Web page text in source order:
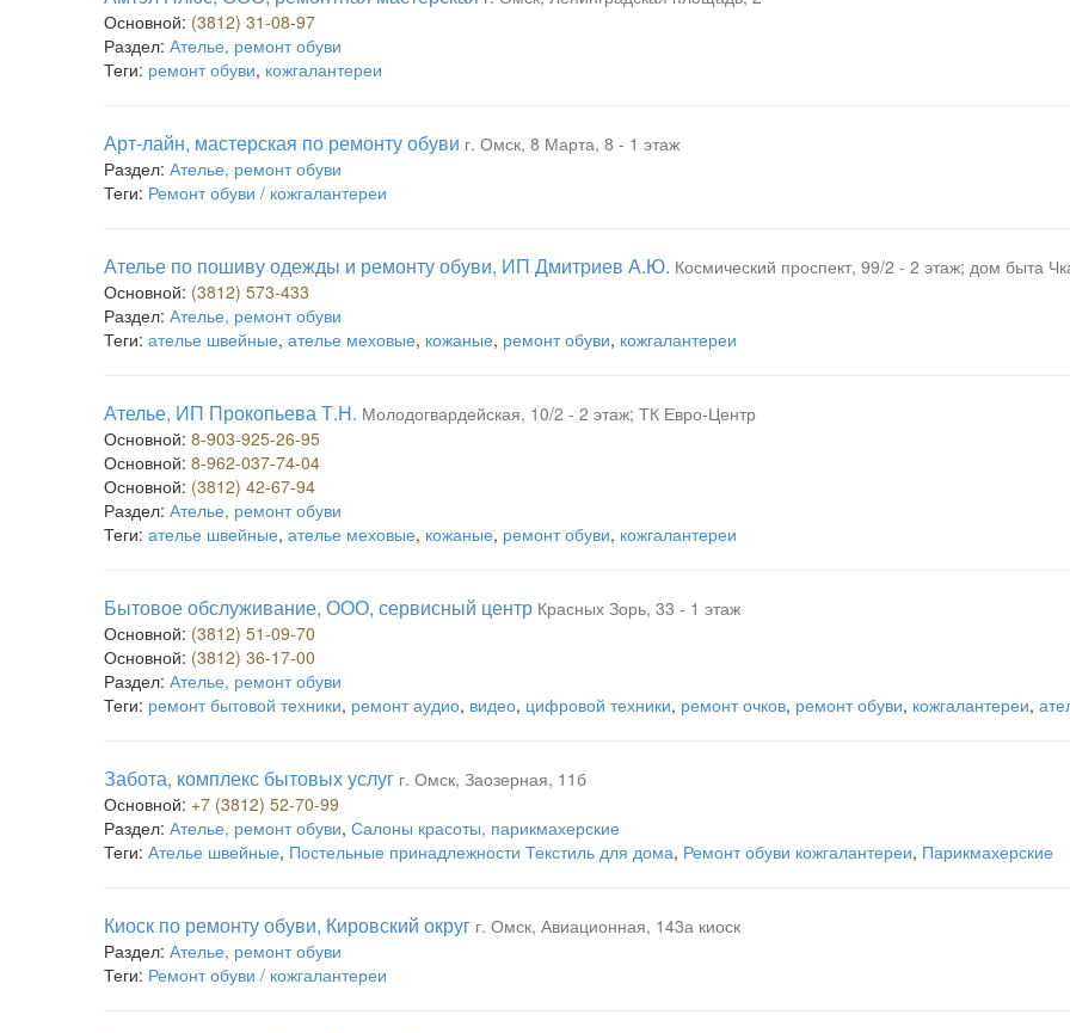
Основной: (3812) 31-08-97
Раздел: Ателье, ремонт обуви
Теги: ремонт обуви, кожгалантереи
Арт-лайн, мастерская по ремонту обуви г. Омск, 8 Марта, 8 - 1 этаж
Раздел: Ателье, ремонт обуви
Теги: Ремонт обуви / кожгалантереи
Ателье по пошиву одежды и ремонту обуви, ИП Дмитриев А.Ю. Космический проспект, 99/2 - 2 этаж; дом быта
Основной: (3812) 573-433
Раздел: Ателье, ремонт обуви
Теги: ателье швейные, ателье меховые, кожаные, ремонт обуви, кожгалантереи
Ателье, ИП Прокопьева Т.Н. Молодогвардейская, 10/2 - 2 этаж; ТК Евро-Центр
Основной: 8-903-925-26-95
Основной: 8-962-037-74-04
Основной: (3812) 42-67-94
Раздел: Ателье, ремонт обуви
Теги: ателье швейные, ателье меховые, кожаные, ремонт обуви, кожгалантереи
Бытовое обслуживание, ООО, сервисный центр Красных Зорь, 33 - 1 этаж
Основной: (3812) 51-09-70
Основной: (3812) 36-17-00
Раздел: Ателье, ремонт обуви
Теги: ремонт бытовой техники, ремонт аудио, видео, цифровой техники, ремонт очков, ремонт обуви, кожгалантереи,
Забота, комплекс бытовых услуг г. Омск, Заозерная, 11б
Основной: +7 (3812) 52-70-99
Раздел: Ателье, ремонт обуви, Салоны красоты, парикмахерские
Теги: Ателье швейные, Постельные принадлежности Текстиль для дома, Ремонт обуви кожгалантереи, Парикмахерские
Киоск по ремонту обуви, Кировский округ г. Омск, Авиационная, 143а киоск
Раздел: Ателье, ремонт обуви
Теги: Ремонт обуви / кожгалантереи